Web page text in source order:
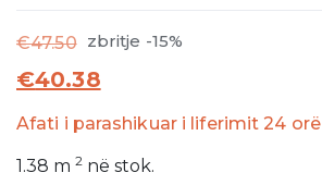
€47.50 zbritje -15%
€40.38
Afati i parashikuar i liferimit 24 orë
1.38 m2 në stok.